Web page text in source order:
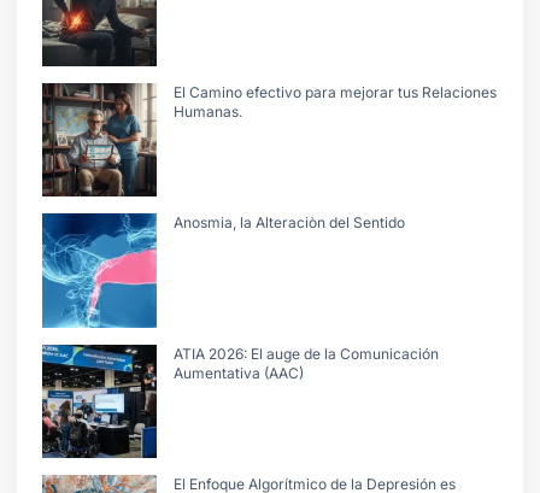
El Camino efectivo para mejorar tus Relaciones
Humanas.
Anosmia, la Alteraciòn del Sentido
ATIA 2026: El auge de la Comunicación
Aumentativa (AAC)
El Enfoque Algorítmico de la Depresión es